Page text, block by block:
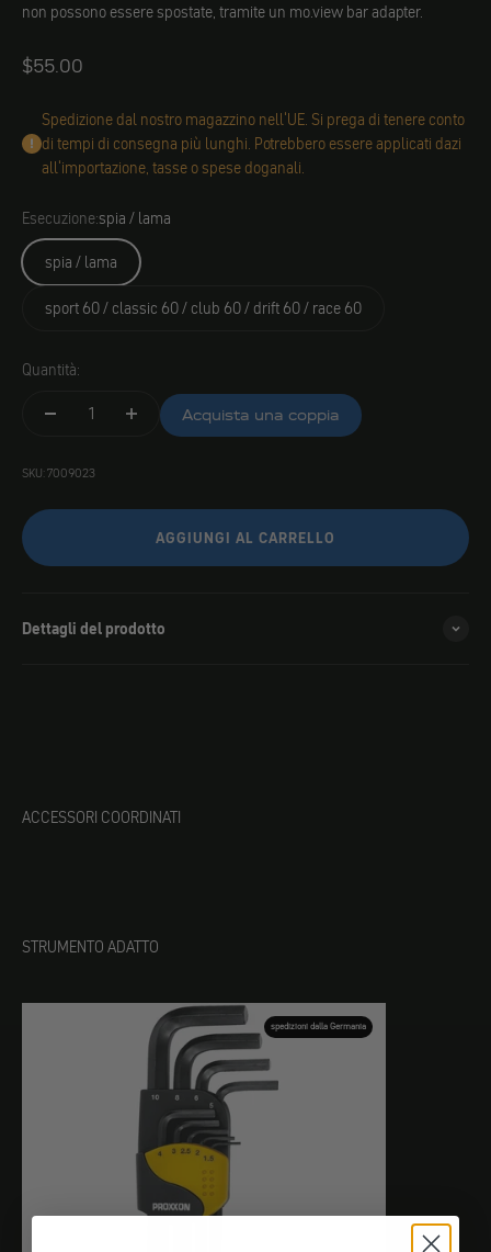
non possono essere spostate, tramite un mo.view bar adapter.
Angebot
$55.00
Spedizione dal nostro magazzino nell'UE. Si prega di tenere conto
di tempi di consegna più lunghi. Potrebbero essere applicati dazi
all'importazione, tasse o spese doganali.
Esecuzione:spia / lama
spia / lama
sport 60 / classic 60 / club 60 / drift 60 / race 60
Quantità:
Acquista una coppia
SKU: 7009023
AGGIUNGI AL CARRELLO
Dettagli del prodotto
ACCESSORI COORDINATI
STRUMENTO ADATTO
spedizioni dalla Germania